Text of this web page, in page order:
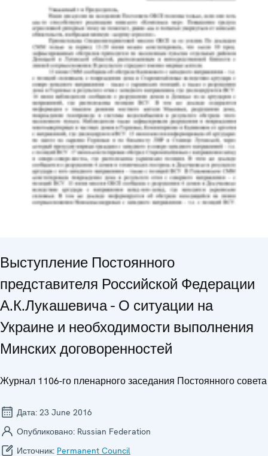
Выступление Постоянного
представителя Российской Федерации
А.К.Лукашевича - О ситуации на
Украине и необходимости выполнения
Минских договоренностей
Журнал 1106-го пленарного заседания Постоянного совета
Дата: 23 June 2016
Опубликовано: Russian Federation
Источник: Permanent Council